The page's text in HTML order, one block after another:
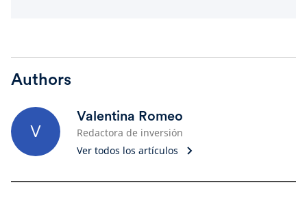
Authors
V
Valentina Romeo
Redactora de inversión
Ver todos los artículos